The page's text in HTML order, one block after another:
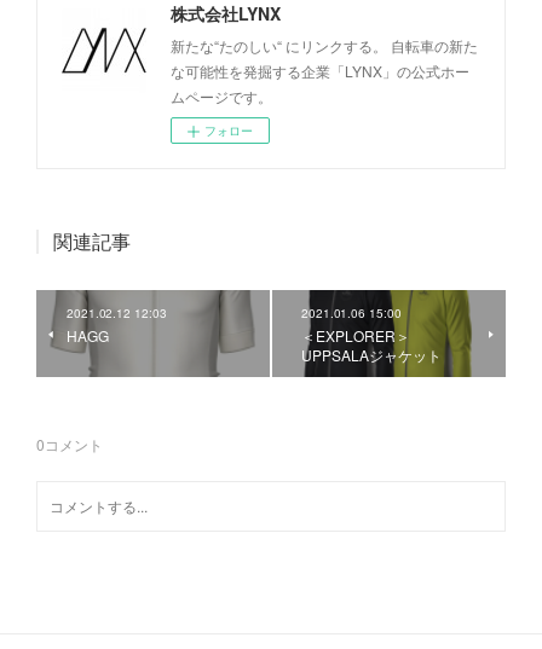
株式会社LYNX
新たな“たのしい“ にリンクする。 自転車の新た
な可能性を発掘する企業「LYNX」の公式ホー
ムページです。
フォロー
関連記事
2021.02.12 12:03
HAGG
2021.01.06 15:00
＜EXPLORER＞
UPPSALAジャケット
0コメント